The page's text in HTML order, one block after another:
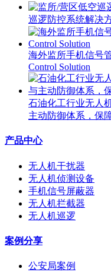
巡逻防控系统解决
海外监所手机信号
Control Solution
石油化工行业无人
主动防御体系，保
产品中心
无人机干扰器
无人机侦测设备
手机信号屏蔽器
无人机拦截器
无人机巡逻
案例分享
公安局案例